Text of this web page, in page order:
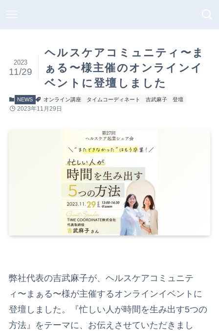
ヘルスケアコミュニティ〜ま
ぁる〜様主催のオンラインイ
ベントに登壇しました
2023
11/29
NEWS オンライン講座 タイムコーディネート 吉武麻子 登壇
2023年11月29日
弊社代表の吉武麻子が、ヘルスケアコミュニテ
ィ〜まぁる〜様が主催するオンラインイベントに
登壇しました。『忙しい人が時間を生み出す5つの
方法』をテーマに、お伝えさせていただきまし